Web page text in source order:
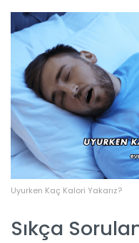
Uyurken Kaç Kalori Yakarız?
Sıkça